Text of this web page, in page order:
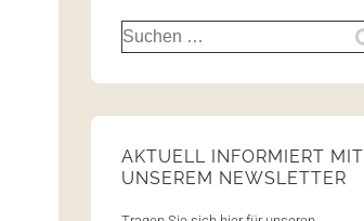
AKTUELL INFORMIERT MIT
UNSEREM NEWSLETTER